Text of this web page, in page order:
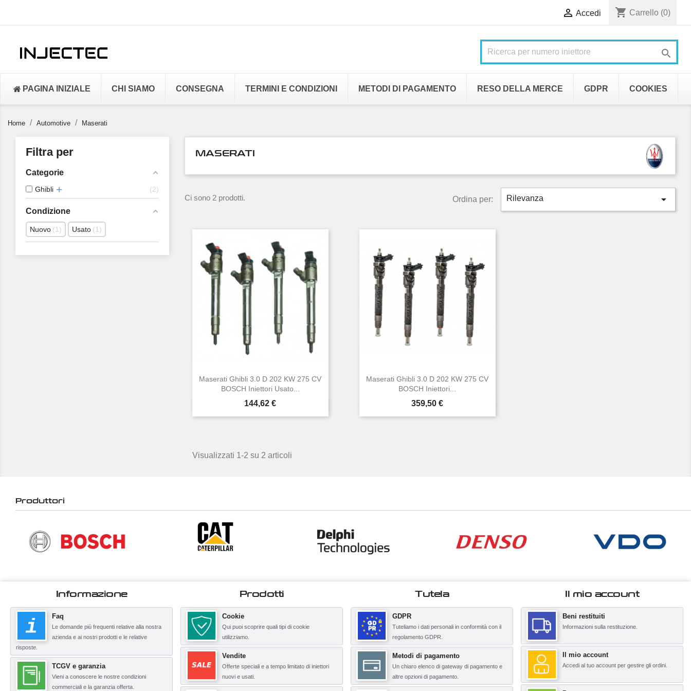
 Accedi shopping_cart Carrello (0)

PAGINA INIZIALE CHI SIAMO CONSEGNA TERMINI E CONDIZIONI METODI DI PAGAMENTO RESO DELLA MERCE GDPR COOKIES
Home Automotive Maserati
Filtra per
Categorie
Ghibli 2
Condizione
Nuovo 1 Usato 1
MASERATI
Ci sono 2 prodotti. Ordina per: Rilevanza 
Maserati Ghibli 3.0 D 202 KW 275 CV
BOSCH Iniettori Usato...
Prezzo
144,62 €
 Anteprima
Maserati Ghibli 3.0 D 202 KW 275 CV
BOSCH Iniettori...
Prezzo
359,50 €
 Anteprima
Visualizzati 1-2 su 2 articoli
Produttori
Informazione
Faq
Le domande più frequenti relative alla nostra
azienda e ai nostri prodotti e le relative
risposte.
TCGV e garanzia
Vieni a conoscere le nostre condizioni
commerciali e la garanzia offerta.
Prodotti
Cookie
Qui puoi scoprire quali tipi di cookie
utilizziamo.
Vendite
Offerte speciali e a tempo limitato di iniettori
nuovi e usati.
Tutela
GDPR
Tuteliamo i dati personali in conformità con il
regolamento GDPR.
Metodi di pagamento
Un chiaro elenco di gateway di pagamento e
altre opzioni di pagamento.
Il mio account
Beni restituiti
Informazioni sulla restituzione.
Il mio account
Accedi al tuo account per gestire gli ordini.